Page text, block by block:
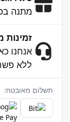
מתנה
זמינות
אנחנו
ללא
תשלום מאובטח: